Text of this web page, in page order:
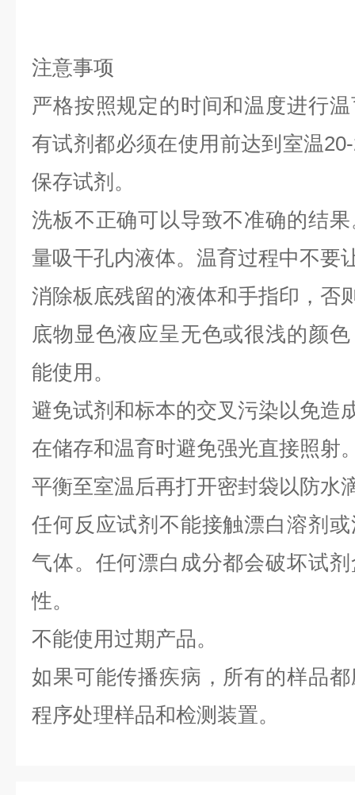
注意事项
严格按照规定的时间和温度进行
有试剂都必须在使用前达到室温
保存试剂。
洗板不正确可以导致不准确的结
量吸干孔内液体。温育过程中不要
消除板底残留的液体和手指印，否
底物显色液应呈无色或很浅的颜
能使用。
避免试剂和标本的交叉污染以免造
在储存和温育时避免强光直接照射
平衡至室温后再打开密封袋以防水
任何反应试剂不能接触漂白溶剂
气体。任何漂白成分都会破坏试
性。
不能使用过期产品。
如果可能传播疾病，所有的样品
程序处理样品和检测装置。